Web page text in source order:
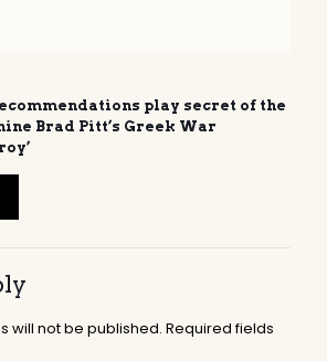
play secret of the
Brad Pitt’s Greek War
will not be published. Required fields